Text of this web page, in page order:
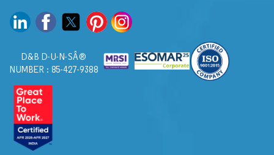
D&B D-U-N-SÂ®
NUMBER : 85-427-9388